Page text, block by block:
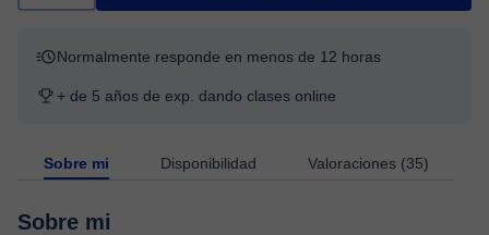
Normalmente responde en menos de 12 horas
+ de 5 años de exp. dando clases online
Sobre mi Disponibilidad Valoraciones (35)
Sobre mi